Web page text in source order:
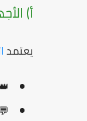
أ)
يعتمد
💬